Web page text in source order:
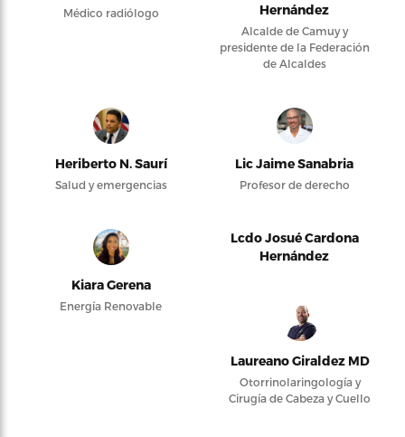
Médico radiólogo
Hernández
Alcalde de Camuy y
presidente de la Federación
de Alcaldes
Heriberto N. Saurí
Salud y emergencias
Lic Jaime Sanabria
Profesor de derecho
Kiara Gerena
Energía Renovable
Lcdo Josué Cardona
Hernández
Laureano Giraldez MD
Otorrinolaringología y
Cirugía de Cabeza y Cuello